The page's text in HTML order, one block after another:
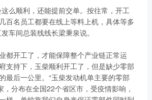
了21
电驻
家服
电销
多
么顺利，还能提前交单。按往常，开工
百名员工都要在线上等料上机，具体等多
车间总装线线长梁秉泉说。
开工了，才能保障整个产业链正常运
支持下，玉柴顺利开工了，但是缺少零部
最后一公里。“玉柴发动机单主要的零部
分布在全国22个省区市，受疫情影响，